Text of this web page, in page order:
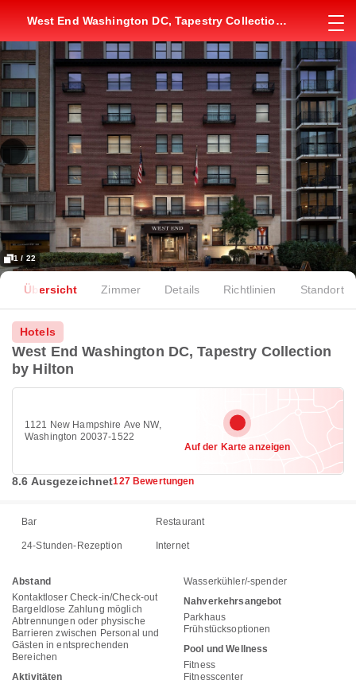
West End Washington DC, Tapestry Collection
1 / 22
Übersicht Zimmer Details Richtlinien Standort
Hotels
West End Washington DC, Tapestry Collection
by Hilton
1121 New Hampshire Ave NW,
Washington 20037-1522
Auf der Karte anzeigen
8.6 Ausgezeichnet127 Bewertungen
Bar Restaurant
24-Stunden-Rezeption Internet
Abstand
Kontaktloser Check-in/Check-out
Bargeldlose Zahlung möglich
Abtrennungen oder physische
Barrieren zwischen Personal und
Gästen in entsprechenden
Bereichen
Aktivitäten
Wasserkühler/-spender
Nahverkehrsangebot
Parkhaus
Frühstücksoptionen
Pool und Wellness
Fitness
Fitnesscenter